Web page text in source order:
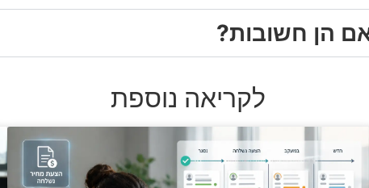
הן חשובות?
לקריאה נוספת